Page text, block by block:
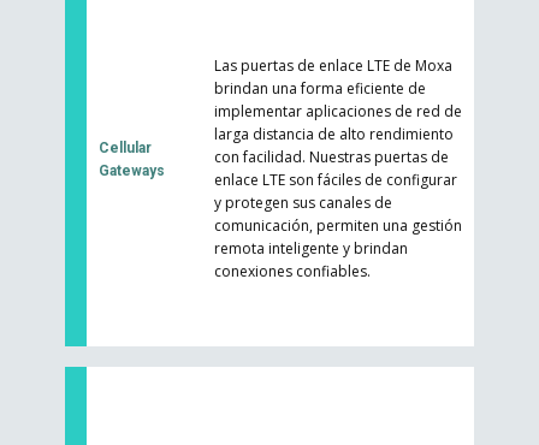
Las puertas de enlace LTE de Moxa
brindan una forma eficiente de
implementar aplicaciones de red de
larga distancia de alto rendimiento
con facilidad. Nuestras puertas de
enlace LTE son fáciles de configurar
y protegen sus canales de
comunicación, permiten una gestión
remota inteligente y brindan
conexiones confiables.
Cellular
Gateways